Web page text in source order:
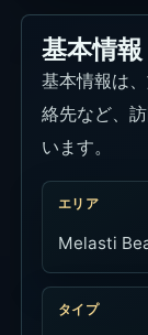
基本情報
基本情報は
絡先など、
います。
エリア
Melasti
タイプ